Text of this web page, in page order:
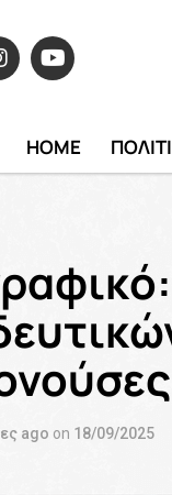
HOME
ago on 18/09/2025